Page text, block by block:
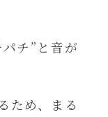
チ”と音が
ため、まる